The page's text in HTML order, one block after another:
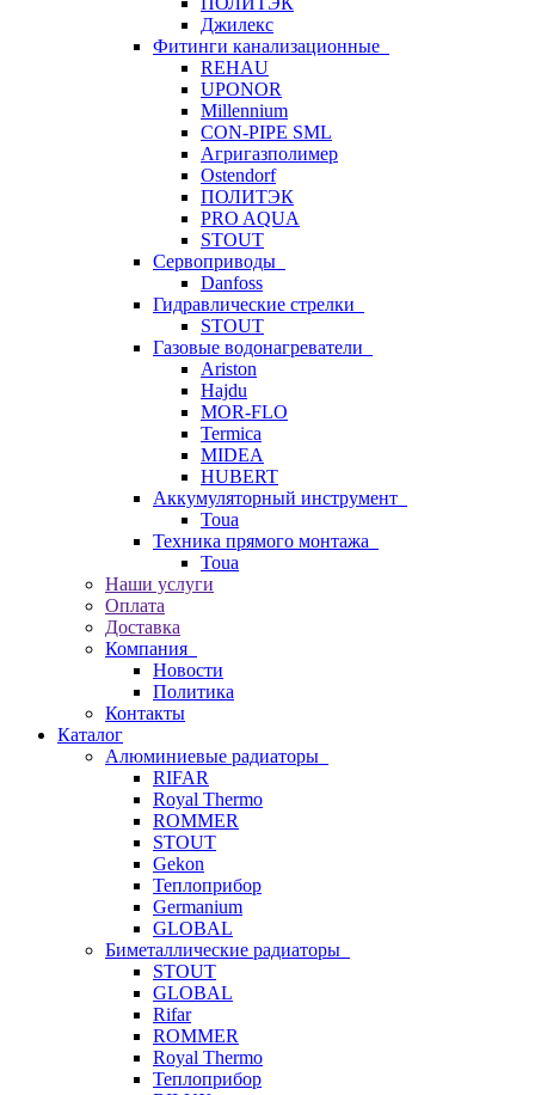
Джилекс
Фитинги канализационные
REHAU
UPONOR
Millennium
CON-PIPE SML
Агригазполимер
Ostendorf
ПОЛИТЭК
PRO AQUA
STOUT
Сервоприводы
Danfoss
Гидравлические стрелки
STOUT
Газовые водонагреватели
Ariston
Hajdu
MOR-FLO
Termica
MIDEA
HUBERT
Аккумуляторный инструмент
Toua
Техника прямого монтажа
Toua
Наши услуги
Оплата
Доставка
Компания
Новости
Политика
Контакты
Каталог
Алюминиевые радиаторы
RIFAR
Royal Thermo
ROMMER
STOUT
Gekon
Теплоприбор
Germanium
GLOBAL
Биметаллические радиаторы
STOUT
GLOBAL
Rifar
ROMMER
Royal Thermo
Теплоприбор